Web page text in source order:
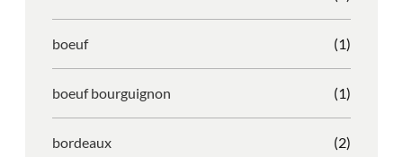
boeuf (1)
boeuf bourguignon (1)
bordeaux (2)